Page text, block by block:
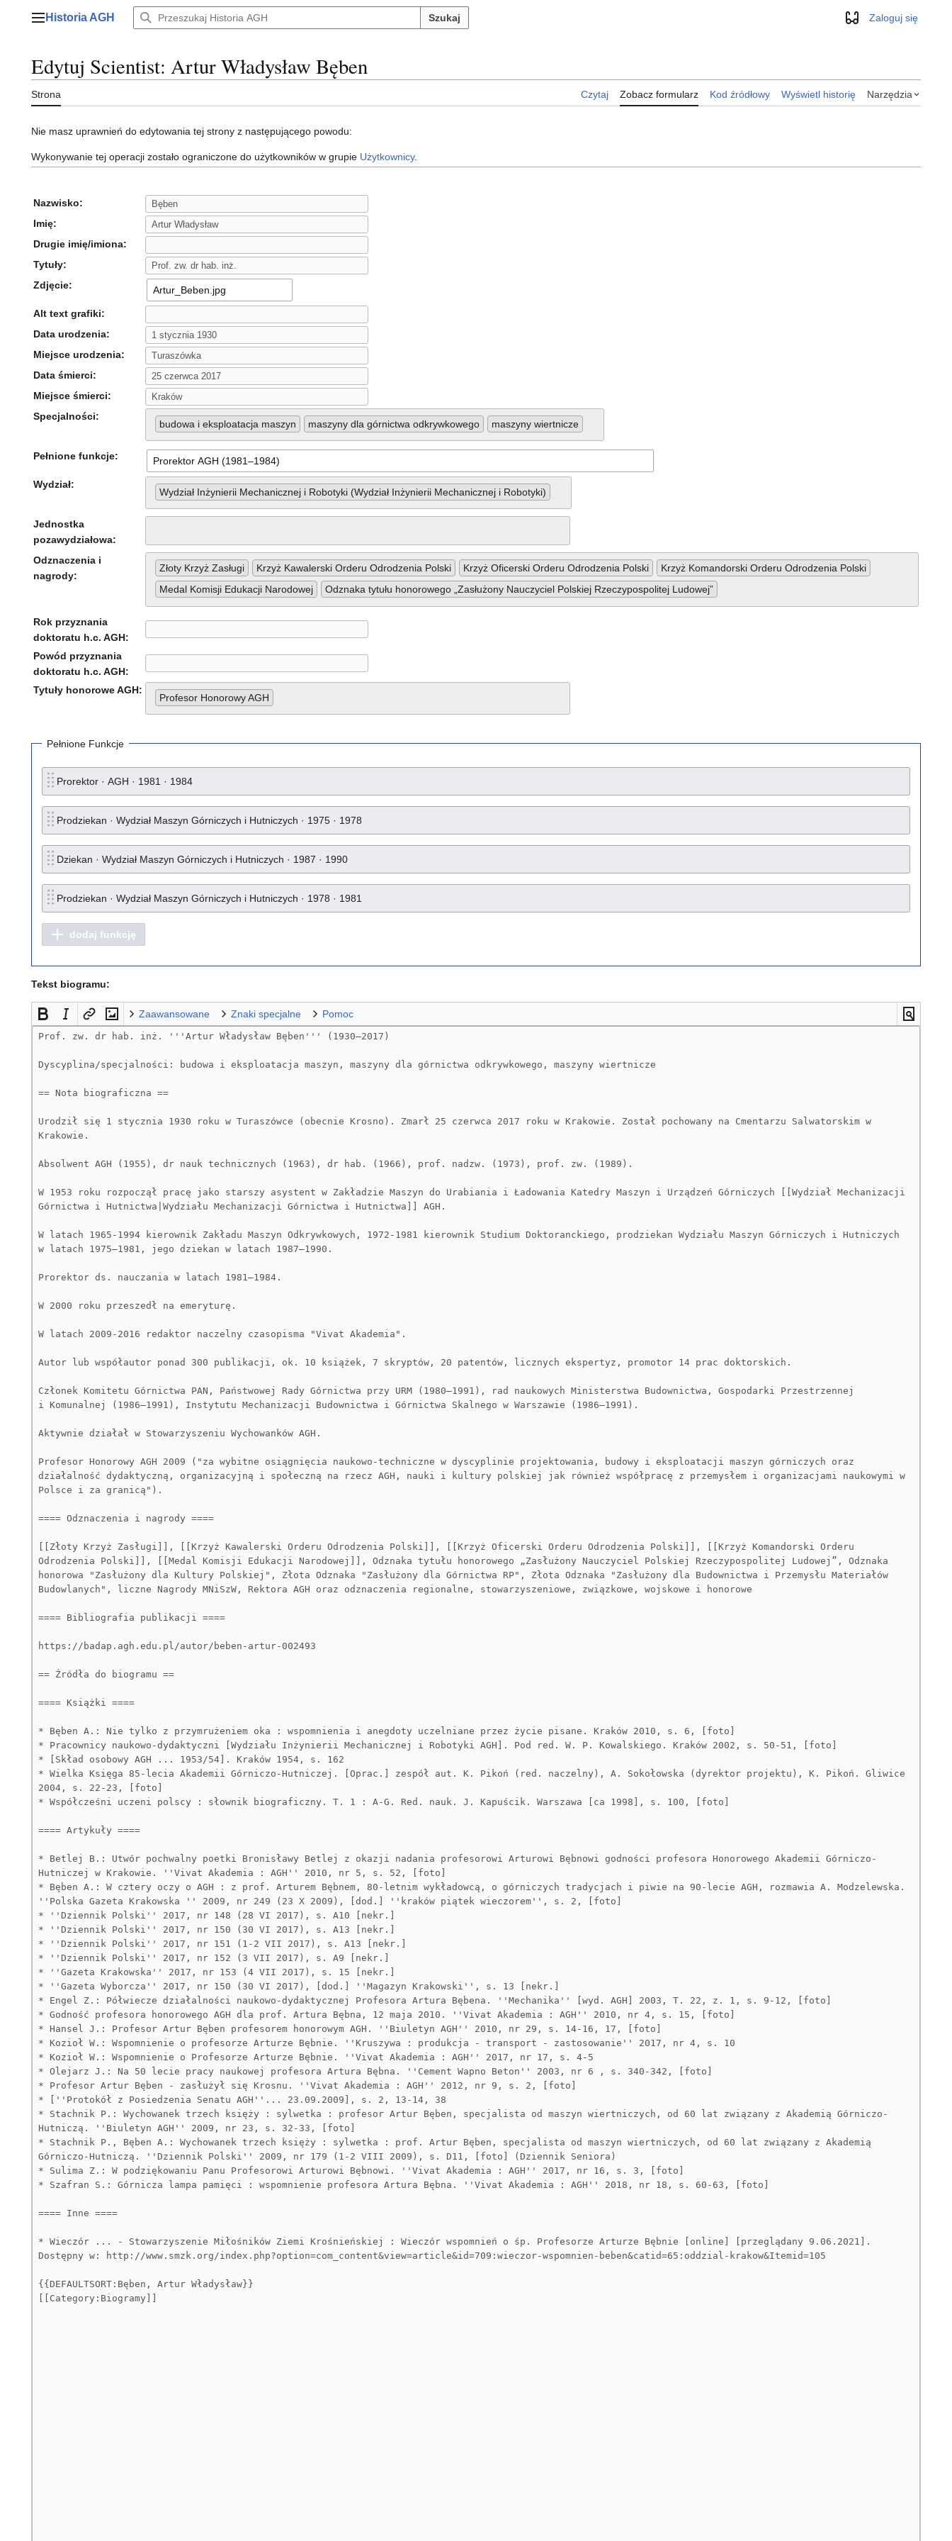
Menu główne
Historia AGH Szukaj WyglądZaloguj się
Edytuj Scientist: Artur Władysław Bęben
Strona Czytaj Zobacz formularz Kod źródłowy Wyświetl historię Narzędzia
Nie masz uprawnień do edytowania tej strony z następującego powodu:
Wykonywanie tej operacji zostało ograniczone do użytkowników w grupie Użytkownicy.
Nazwisko:
Imię:
Drugie imię/imiona:
Tytuły:
Zdjęcie:
Alt text grafiki:
Data urodzenia:
Miejsce urodzenia:
Data śmierci:
Miejsce śmierci:
Specjalności:
budowa i eksploatacja maszyn maszyny dla górnictwa odkrywkowego maszyny wiertnicze
Pełnione funkcje:
Wydział:
Wydział Inżynierii Mechanicznej i Robotyki (Wydział Inżynierii Mechanicznej i Robotyki)
Jednostka
pozawydziałowa:
Odznaczenia i
nagrody:
Złoty Krzyż Zasługi Krzyż Kawalerski Orderu Odrodzenia Polski Krzyż Oficerski Orderu Odrodzenia Polski
Krzyż Komandorski Orderu Odrodzenia Polski
Medal Komisji Edukacji Narodowej
Odznaka tytułu honorowego „Zasłużony Nauczyciel Polskiej Rzeczypospolitej Ludowej”
Rok przyznania
doktoratu h.c. AGH:
Powód przyznania
doktoratu h.c. AGH:
Tytuły honorowe AGH:
Profesor Honorowy AGH
Pełnione Funkcje
Prorektor · AGH · 1981 · 1984
Prodziekan · Wydział Maszyn Górniczych i Hutniczych · 1975 · 1978
Dziekan · Wydział Maszyn Górniczych i Hutniczych · 1987 · 1990
Prodziekan · Wydział Maszyn Górniczych i Hutniczych · 1978 · 1981
dodaj funkcję
Tekst biogramu:
Zaawansowane Znaki specjalne Pomoc